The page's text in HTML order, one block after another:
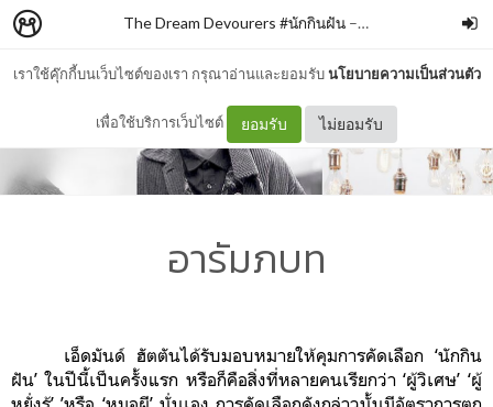
เราใช้คุ๊กกี้บนเว็บไซต์ของเรา กรุณาอ่านและยอมรับนโยบายความเป็นส่วนตัว
เพื่อใช้บริการเว็บไซต์ ยอมรับ ไม่ยอมรับ
The Dream Devourers #นักกินฝัน – daiong
อารัมภบท
เอ็ดมันด์ ฮัตตันได้รับมอบหมายให้คุมการคัดเลือก ‘นักกิน
ฝัน’ ในปีนี้เป็นครั้งแรก หรือก็คือสิ่งที่หลายคนเรียกว่า ‘ผู้วิเศษ’ ‘ผู้